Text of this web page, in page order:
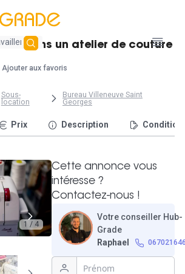
dans un atelier de couture
Ajouter aux favoris
Sous-
location
Bureau Villeneuve Saint
Georges
Prix Description
1 / 4
Cette annonce vous
intéresse ?
Contactez-nous !
Votre conseiller Hub-
Grade
Raphael